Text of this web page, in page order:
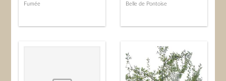
Fumée Belle de Pontoise